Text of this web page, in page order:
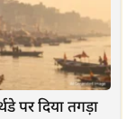
पर दिया तगड़ा